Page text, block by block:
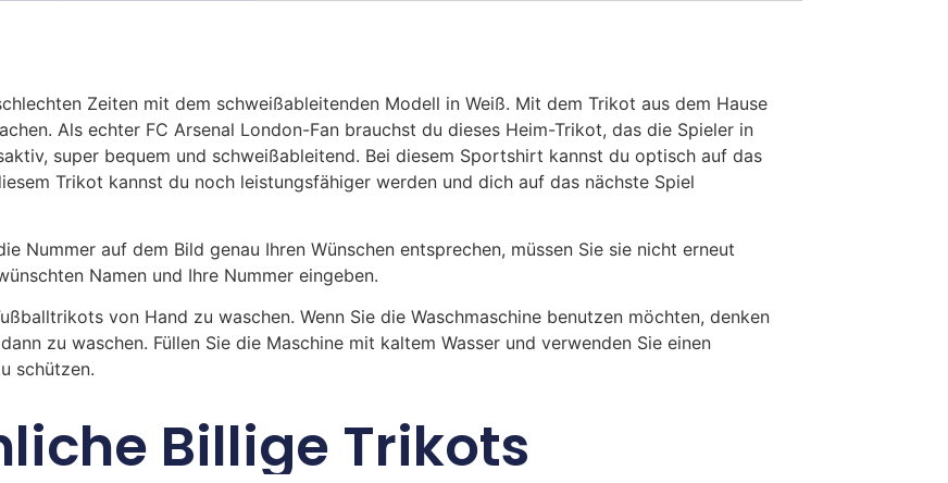
Zeiten mit dem schweißableitenden Modell in Weiß. Mit dem Trikot aus dem Hause
Als echter FC Arsenal London-Fan brauchst du dieses Heim-Trikot, das die Spieler in
super bequem und schweißableitend. Bei diesem Sportshirt kannst du optisch auf das
Trikot kannst du noch leistungsfähiger werden und dich auf das nächste Spiel
Nummer auf dem Bild genau Ihren Wünschen entsprechen, müssen Sie sie nicht erneut
Namen und Ihre Nummer eingeben.
von Hand zu waschen. Wenn Sie die Waschmaschine benutzen möchten, denken
zu waschen. Füllen Sie die Maschine mit kaltem Wasser und verwenden Sie einen
schützen.
Billige Trikots